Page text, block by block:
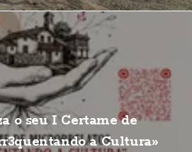
o seu I Certame de
a Cultura»